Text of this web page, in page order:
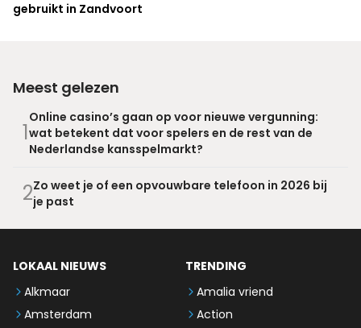
gebruikt in Zandvoort
Meest gelezen
1
Online casino’s gaan op voor nieuwe vergunning:
wat betekent dat voor spelers en de rest van de
Nederlandse kansspelmarkt?
2Zo weet je of een opvouwbare telefoon in 2026 bij
je past
LOKAAL NIEUWS
Alkmaar
Amsterdam
TRENDING
Amalia vriend
Action